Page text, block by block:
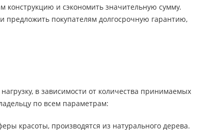
конструкцию и сэкономить значительную сумму.
предложить покупателям долгосрочную гарантию,
в зависимости от количества принимаемых
по всем параметрам:
красоты, производятся из натурального дерева.